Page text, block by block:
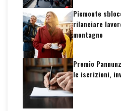
Piemonte
rilanciare
montagne
Premio
le iscrizioni,